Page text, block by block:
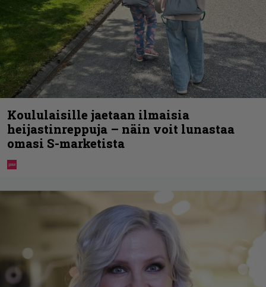
Koululaisille jaetaan ilmaisia
heijastinreppuja – näin voit lunastaa
omasi S-marketista